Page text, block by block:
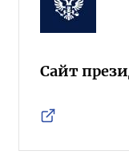
Сайт